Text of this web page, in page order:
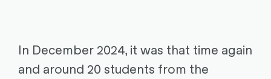
In December 2024, it was that time again
and around 20 students from the